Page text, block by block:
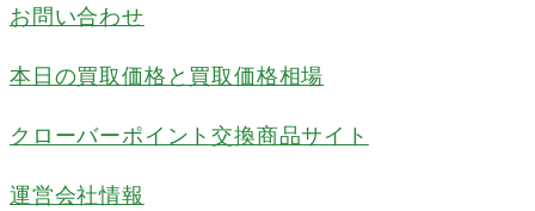
お問い合わせ
本日の買取価格と買取価格相場
クローバーポイント交換商品サイト
運営会社情報